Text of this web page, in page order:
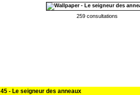
259 consultations
45 - Le seigneur des anneaux